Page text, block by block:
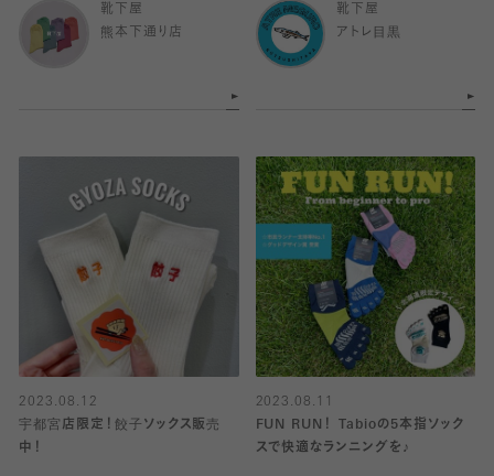
靴下屋
熊本下通り店
靴下屋
アトレ目黒
2023.08.12
宇都宮店限定！餃子ソックス販売
中！
2023.08.11
FUN RUN！ Tabioの5本指ソック
スで快適なランニングを♪